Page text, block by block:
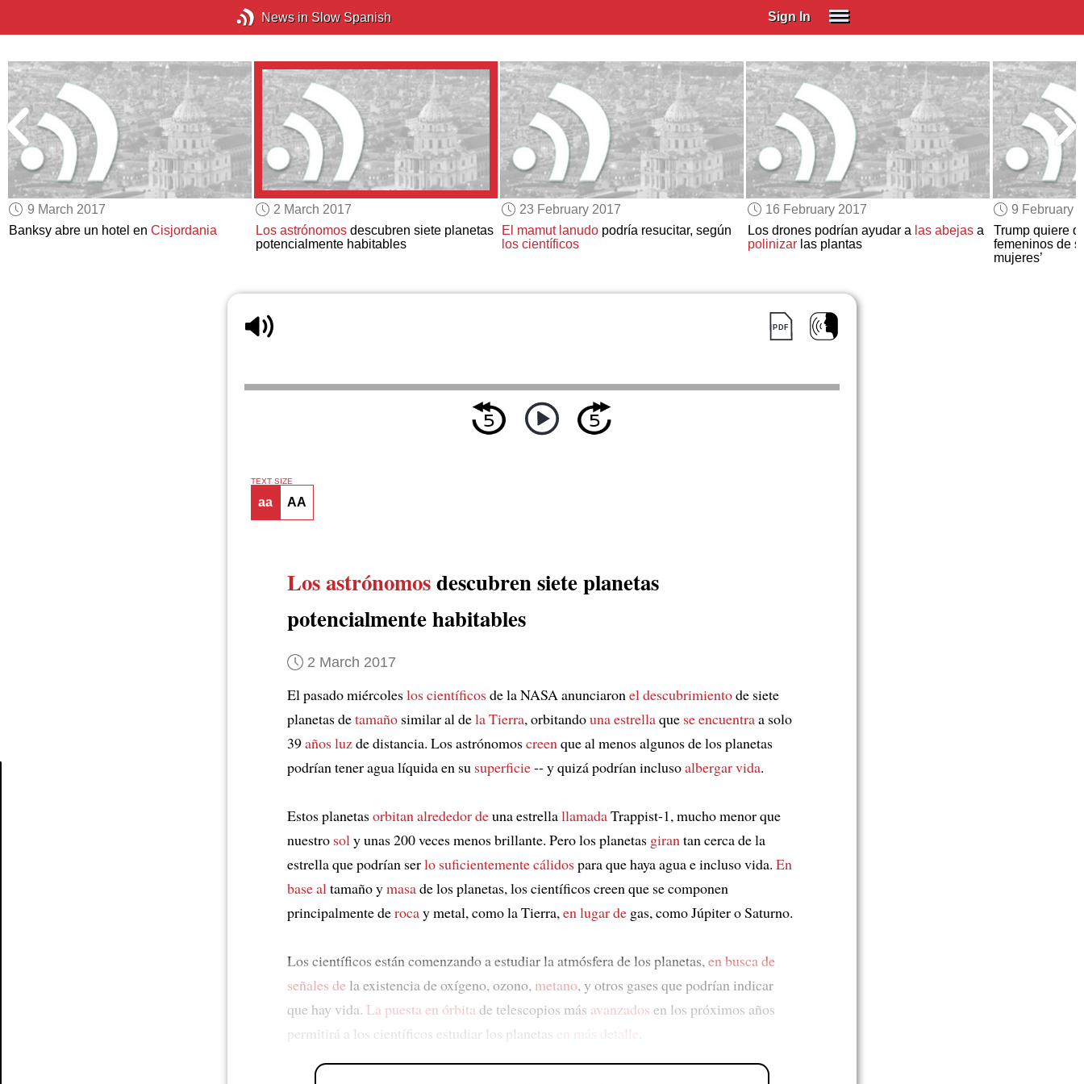
News in Slow Spanish Sign In
Spanish (Spain)
Spanish (Latino)
SUBSCRIBE
EDUCATIONAL LICENSES
GIFT CARDS
OTHER LANGUAGES
9 March 2017
Banksy abre un hotel enCisjordania
2 March 2017
Los astrónomosdescubren siete planetas
potencialmente habitables
23 February 2017
El mamut lanudopodría resucitar, según
los científicos
16 February 2017
Los drones podrían ayudar a las abejasa
polinizarlas plantas
9 February
Trump quiere
femeninos de
mujeres’
TEXT SIZE
aa AA
Los astrónomosdescubren siete planetas
potencialmente habitables
2 March 2017
El pasado miércoleslos científicosde la NASA anunciaronel descubrimientode siete
planetas detamaño similar al dela Tierra, orbitandouna estrellaque se encuentraa solo
39años luzde distancia. Los astrónomoscreenque al menos algunos de los planetas
podrían tener agua líquida en su superficie-- y quizá podrían inclusoalbergar vida.
Estos planetasorbitan alrededor deuna estrellallamadaTrappist-1, mucho menor que
nuestro soly unas 200 veces menos brillante. Pero los planetas girantan cerca de la
estrella que podrían serlo suficientemente cálidospara que haya agua e incluso vida. En
base altamaño ymasade los planetas, los científicos creen que se componen
principalmente derocay metal, como la Tierra,en lugar de gas, como Júpiter o Saturno.
Los científicos están comenzando a estudiar la atmósfera de los planetas,en busca de
señales de la existencia de oxígeno, ozono, metano, y otros gases que podrían indicar
que hay vida. La puesta en órbita de telescopios más avanzados en los próximos años
permitirá a los científicos estudiar los planetas en más detalle